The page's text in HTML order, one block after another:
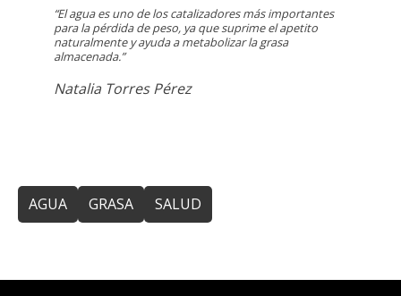
“El agua es uno de los catalizadores más importantes
para la pérdida de peso, ya que suprime el apetito
naturalmente y ayuda a metabolizar la grasa
almacenada.”
Natalia Torres Pérez
AGUA GRASA SALUD